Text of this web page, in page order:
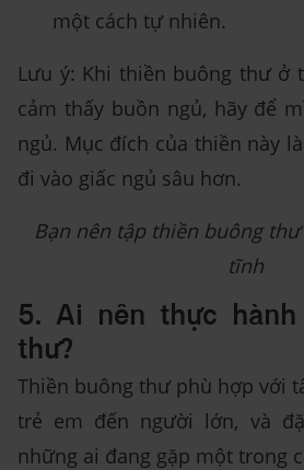
một cách tự nhiên.
Lưu ý: Khi thiền buông thư ở
cảm thấy buồn ngủ, hãy để
ngủ. Mục đích của thiền này
đi vào giấc ngủ sâu hơn.
Bạn nên tập thiền buông
tĩnh
5. Ai nên thực
thư?
Thiền buông thư phù hợp với
trẻ em đến người lớn, và
những ai đang gặp một trong